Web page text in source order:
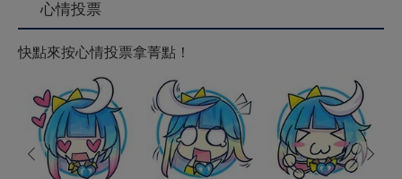
心情投票
快點來按心情投票拿菁點！
prev next